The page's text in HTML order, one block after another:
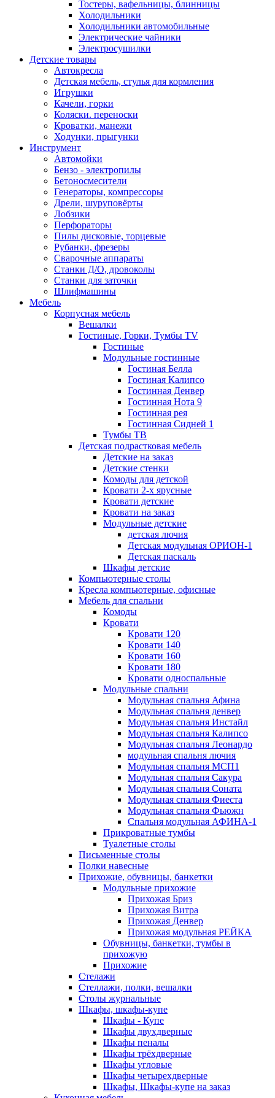
Тостеры, вафельницы, блинницы
Холодильники
Холодильники автомобильные
Электрические чайники
Электросушилки
Детские товары
Автокресла
Детская мебель, стулья для кормления
Игрушки
Качели, горки
Коляски. переноски
Кроватки, манежи
Ходунки, прыгунки
Инструмент
Автомойки
Бензо - электропилы
Бетоносмесители
Генераторы, компрессоры
Дрели, шуруповёрты
Лобзики
Перфораторы
Пилы дисковые, торцевые
Рубанки, фрезеры
Сварочные аппараты
Станки Д/О, дровоколы
Станки для заточки
Шлифмашины
Мебель
Корпусная мебель
Вешалки
Гостиные, Горки, Тумбы TV
Гостиные
Модульные гостинные
Гостиная Белла
Гостиная Калипсо
Гостинная Денвер
Гостинная Нота 9
Гостинная рея
Гостинная Сидней 1
Тумбы ТВ
Детская подрастковая мебель
Детские на заказ
Детские стенки
Комоды для детской
Кровати 2-х ярусные
Кровати детские
Кровати на заказ
Модульные детские
детская лючия
Детская модульная ОРИОН-1
Детская паскаль
Шкафы детские
Компьютерные столы
Кресла компьютерные, офисные
Мебель для спальни
Комоды
Кровати
Кровати 120
Кровати 140
Кровати 160
Кровати 180
Кровати односпальные
Модульные спальни
Модульная спальня Афина
Модульная спальня денвер
Модульная спальня Инстайл
Модульная спальня Калипсо
Модульная спальня Леонардо
модульная спальня лючия
Модульная спальня МСП1
Модульная спальня Сакура
Модульная спальня Соната
Модульная спальня Фиеста
Модульная спальня Фьюжн
Спальня модульная АФИНА-1
Прикроватные тумбы
Туалетные столы
Письменные столы
Полки навесные
Прихожие, обувницы, банкетки
Модульные прихожие
Прихожая Бриз
Прихожая Витра
Прихожая Денвер
Прихожая модульная РЕЙКА
Обувницы, банкетки, тумбы в
прихожую
Прихожие
Стелажи
Стеллажи, полки, вешалки
Столы журнальные
Шкафы, шкафы-купе
Шкафы - Купе
Шкафы двухдверные
Шкафы пеналы
Шкафы трёхдверные
Шкафы угловые
Шкафы четырехдверные
Шкафы, Шкафы-купе на заказ